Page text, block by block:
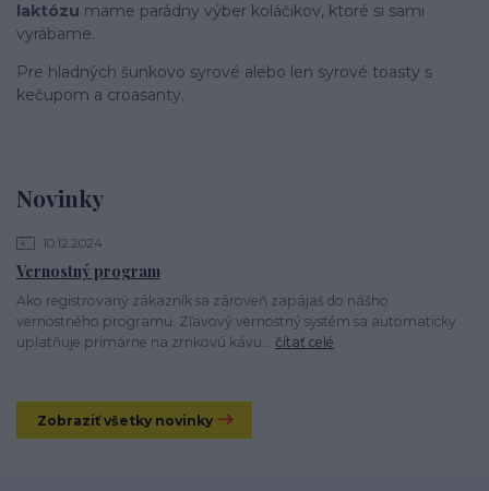
Novinky
10.12.2024
Vernostný program
Ako registrovaný zákazník sa zároveň zapájaš do nášho
vernostného programu. Zľavový vernostný systém sa automaticky
uplatňuje primárne na zrnkovú kávu... čítať celé
Zobraziť všetky novinky
laktózu mame parádny výber koláčikov, ktoré si sami
vyrábame.
Pre hladných šunkovo syrové alebo len syrové toasty s
kečupom a croasanty.